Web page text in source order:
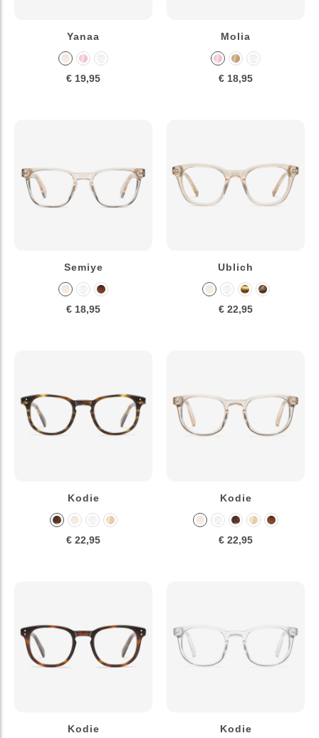
Yanaa
€ 19,95
Molia
€ 18,95
Semiye
€ 18,95
Ublich
€ 22,95
Kodie
€ 22,95
Kodie
€ 22,95
Kodie Kodie